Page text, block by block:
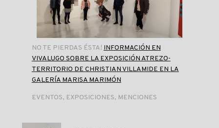
NO TE PIERDAS ÉSTA! INFORMACIÓN EN
VIVALUGO SOBRE LA EXPOSICIÓN ATREZO-
TERRITORIO DE CHRISTIAN VILLAMIDE EN LA
GALERÍA MARISA MARIMÓN
EVENTOS, EXPOSICIONES, MENCIONES